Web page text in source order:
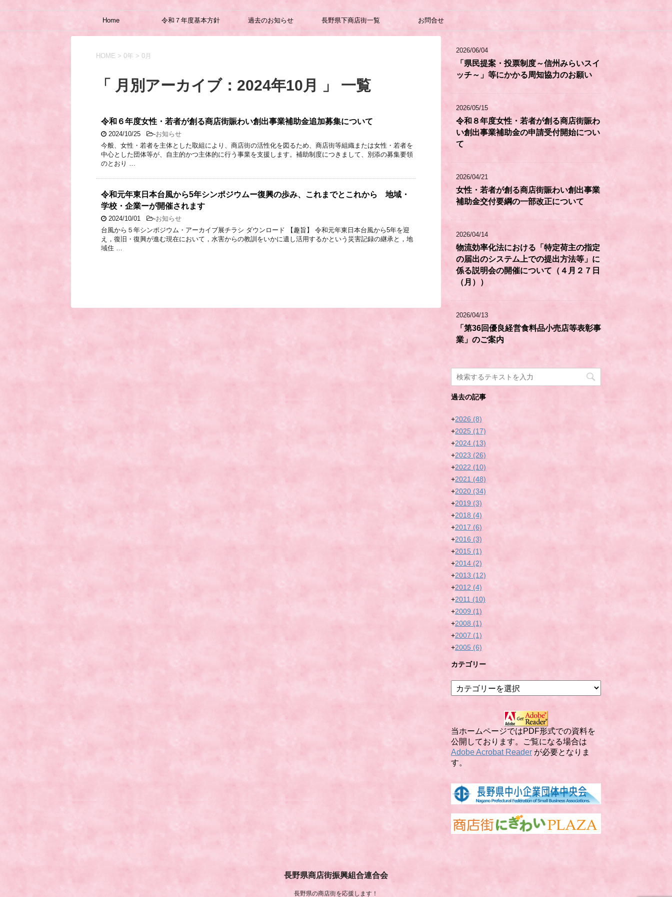
Home 令和７年度基本方針 過去のお知らせ 長野県下商店街一覧 お問合せ
HOME > 0年 > 0月
「 月別アーカイブ：2024年10月 」 一覧
令和６年度女性・若者が創る商店街賑わい創出事業補助金追加募集について
2024/10/25 -お知らせ
今般、女性・若者を主体とした取組により、商店街の活性化を図るため、商店街等組織または女性・若者を
中心とした団体等が、自主的かつ主体的に行う事業を支援します。補助制度につきまして、別添の募集要領
のとおり …
令和元年東日本台風から5年シンポジウムー復興の歩み、これまでとこれから 地域・
学校・企業ーが開催されます
2024/10/01 -お知らせ
台風から５年シンポジウム・アーカイブ展チラシ ダウンロード 【趣旨】 令和元年東日本台風から5年を迎
え，復旧・復興が進む現在において，水害からの教訓をいかに遺し活用するかという災害記録の継承と，地
域住 …
2026/06/04
「県民提案・投票制度～信州みらいスイ
ッチ～」等にかかる周知協力のお願い
2026/05/15
令和８年度女性・若者が創る商店街賑わ
い創出事業補助金の申請受付開始につい
て
2026/04/21
女性・若者が創る商店街賑わい創出事業
補助金交付要綱の一部改正について
2026/04/14
物流効率化法における「特定荷主の指定
の届出のシステム上での提出方法等」に
係る説明会の開催について（４月２７日
（月））
2026/04/13
「第36回優良経営食料品小売店等表彰事
業」のご案内
過去の記事
+2026 (8)
+2025 (17)
+2024 (13)
+2023 (26)
+2022 (10)
+2021 (48)
+2020 (34)
+2019 (3)
+2018 (4)
+2017 (6)
+2016 (3)
+2015 (1)
+2014 (2)
+2013 (12)
+2012 (4)
+2011 (10)
+2009 (1)
+2008 (1)
+2007 (1)
+2005 (6)
カテゴリー
テ
ー
当ホームページではPDF形式での資料を
公開しております。ご覧になる場合は
Adobe Acrobat Reader が必要となりま
す。
長野県商店街振興組合連合会
長野県の商店街を応援します！